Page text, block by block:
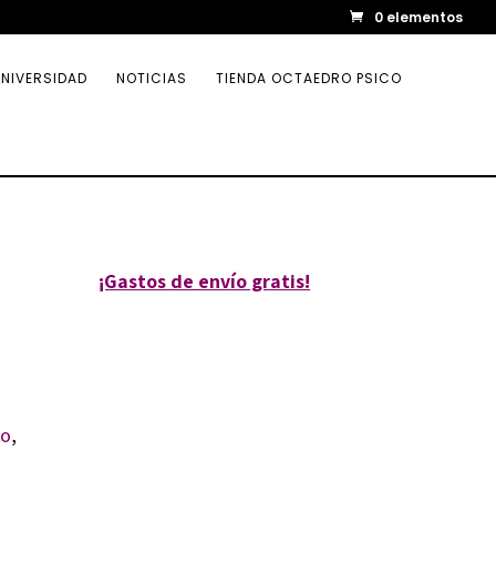
0 elementos
NOTICIAS TIENDA OCTAEDRO PSICO
,
¡Gastos de envío gratis!